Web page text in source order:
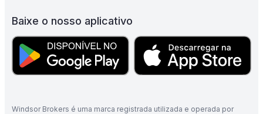
Baixe o nosso aplicativo
Windsor Brokers é uma marca registrada utilizada e operada por